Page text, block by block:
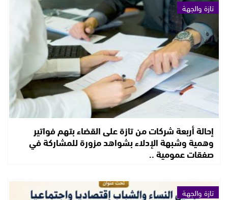
تازة والجهة
إحالة أربعة شركات من تازة على القضاء بتهم فواتير
وهمية وشبهة الإدلاء بشواهد مزورة للمشاركة في
صفقات عمومية ..
تازة والجهة